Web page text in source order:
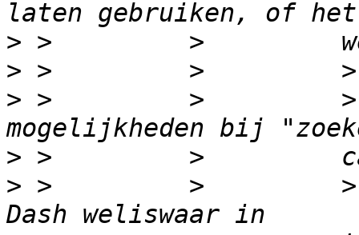
>
>
> >         >         >
>
> >         >         > >